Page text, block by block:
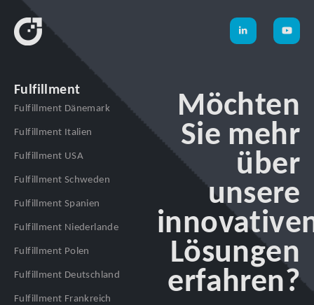
Fulfillment
Fulfillment Dänemark
Fulfillment Italien
Fulfillment USA
Fulfillment Schweden
Fulfillment Spanien
Fulfillment Niederlande
Fulfillment Polen
Fulfillment Deutschland
Fulfillment Frankreich
Möchten
Sie mehr
über
unsere
Lösungen
erfahren?